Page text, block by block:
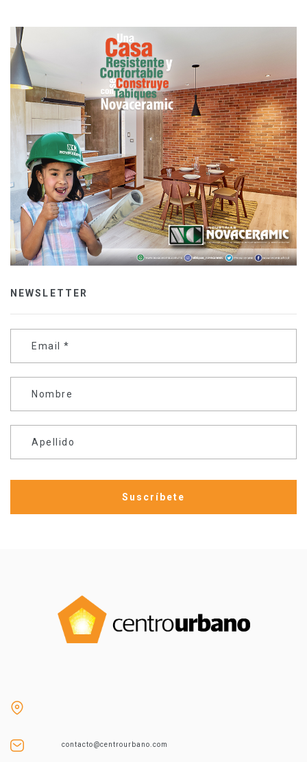
NEWSLETTER
Email *
Nombre
Apellido
contacto@centrourbano.com